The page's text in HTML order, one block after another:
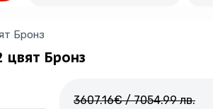
Бронз
Бронз
3607.16€/ 7054.99 лв.